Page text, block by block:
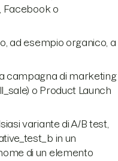
Facebook o
ad esempio organico, a
campagna di marketing
o Product Launch
variante di A/B test,
in un
di un elemento